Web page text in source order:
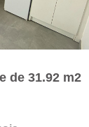
de 31.92 m2